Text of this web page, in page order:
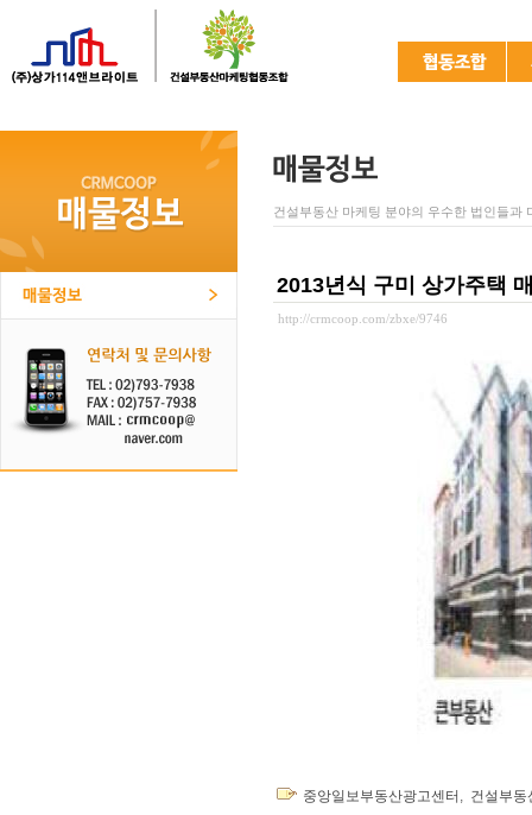
건설부동산 마케팅 분야의 우수한 법인들과
2013년식 구미 상가주택
http://crmcoop.com/zbxe/9746
중앙일보부동산광고센터 , 건설부동